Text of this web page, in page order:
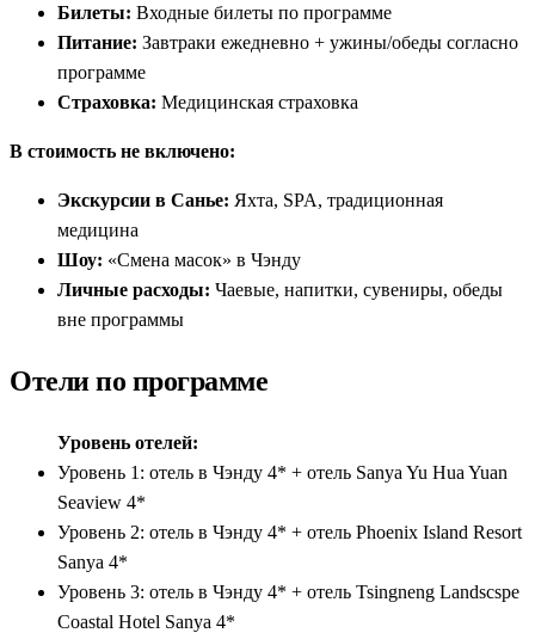
Билеты: Входные билеты по программе
Питание: Завтраки ежедневно + ужины/обеды согласно
программе
Страховка: Медицинская страховка
В стоимость не включено:
Экскурсии в Санье: Яхта, SPA, традиционная
медицина
Шоу: «Смена масок» в Чэнду
Личные расходы: Чаевые, напитки, сувениры, обеды
вне программы
Отели по программе
Уровень отелей:
Уровень 1: отель в Чэнду 4* + отель Sanya Yu Hua Yuan
Seaview 4*
Уровень 2: отель в Чэнду 4* + отель Phoenix Island Resort
Sanya 4*
Уровень 3: отель в Чэнду 4* + отель Tsingneng Landscspe
Coastal Hotel Sanya 4*